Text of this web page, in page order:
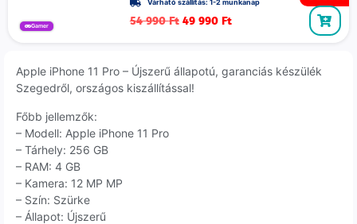
Gamer
Várható szállítás: 1-2 munkanap
54 990Ft 49 990 Ft
Apple iPhone 11 Pro – Újszerű állapotú, garanciás készülék
Szegedről, országos kiszállítással!
Főbb jellemzők:
– Modell: Apple iPhone 11 Pro
– Tárhely: 256 GB
– RAM: 4 GB
– Kamera: 12 MP MP
– Szín: Szürke
– Állapot: Újszerű